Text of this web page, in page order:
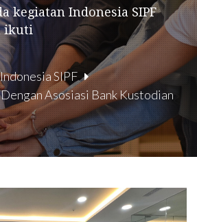
kegiatan Indonesia SIPF
ikuti
SIPF
Asosiasi Bank Kustodian